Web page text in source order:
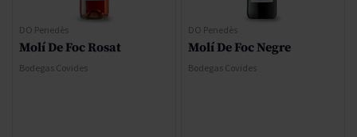
DO Penedès
Molí De Foc Rosat
Bodegas Covides
DO Penedès
Molí De Foc Negre
Bodegas Covides